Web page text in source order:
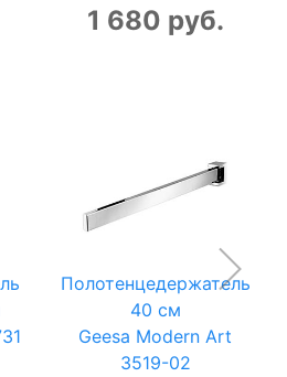
1 680 руб.
Полотенцедержатель
40 см
Geesa Modern Art
3519-02